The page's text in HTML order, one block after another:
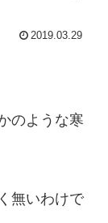
2019.03.29
のような寒
無いわけで